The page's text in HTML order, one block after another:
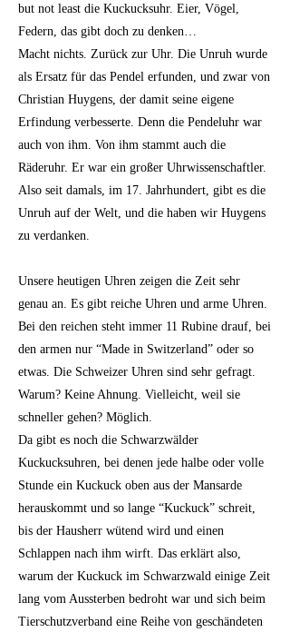
but not least die Kuckucksuhr. Eier, Vögel,
Federn, das gibt doch zu denken…
Macht nichts. Zurück zur Uhr. Die Unruh wurde
als Ersatz für das Pendel erfunden, und zwar von
Christian Huygens, der damit seine eigene
Erfindung verbesserte. Denn die Pendeluhr war
auch von ihm. Von ihm stammt auch die
Räderuhr. Er war ein großer Uhrwissenschaftler.
Also seit damals, im 17. Jahrhundert, gibt es die
Unruh auf der Welt, und die haben wir Huygens
zu verdanken.
Unsere heutigen Uhren zeigen die Zeit sehr
genau an. Es gibt reiche Uhren und arme Uhren.
Bei den reichen steht immer 11 Rubine drauf, bei
den armen nur “Made in Switzerland” oder so
etwas. Die Schweizer Uhren sind sehr gefragt.
Warum? Keine Ahnung. Vielleicht, weil sie
schneller gehen? Möglich.
Da gibt es noch die Schwarzwälder
Kuckucksuhren, bei denen jede halbe oder volle
Stunde ein Kuckuck oben aus der Mansarde
herauskommt und so lange “Kuckuck” schreit,
bis der Hausherr wütend wird und einen
Schlappen nach ihm wirft. Das erklärt also,
warum der Kuckuck im Schwarzwald einige Zeit
lang vom Aussterben bedroht war und sich beim
Tierschutzverband eine Reihe von geschändeten